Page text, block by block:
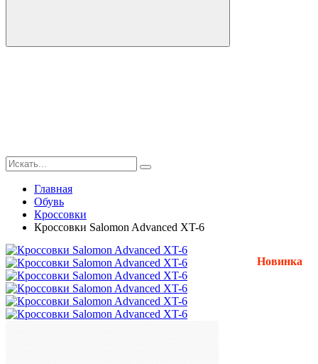
Главная
Обувь
Кроссовки
Кроссовки Salomon Advanced XT-6
Новинка